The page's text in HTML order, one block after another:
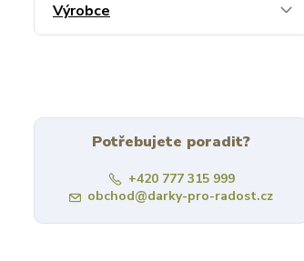
Výrobce
Potřebujete poradit?
+420 777 315 999
obchod@darky-pro-radost.cz